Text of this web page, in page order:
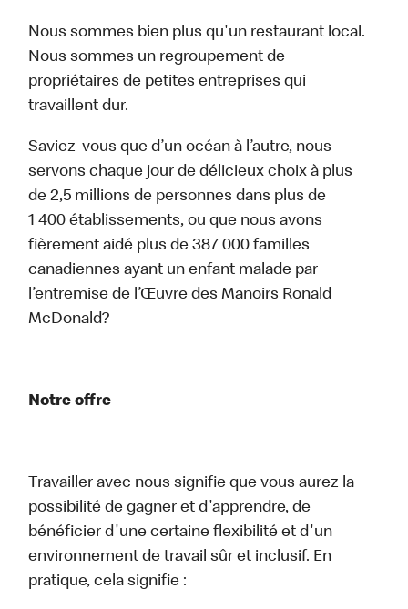
Nous sommes bien plus qu'un restaurant local.
Nous sommes un regroupement de
propriétaires de petites entreprises qui
travaillent dur.
Saviez-vous que d’un océan à l’autre, nous
servons chaque jour de délicieux choix à plus
de 2,5 millions de personnes dans plus de
1 400 établissements, ou que nous avons
fièrement aidé plus de 387 000 familles
canadiennes ayant un enfant malade par
l’entremise de l’Œuvre des Manoirs Ronald
McDonald?
Notre offre
Travailler avec nous signifie que vous aurez la
possibilité de gagner et d'apprendre, de
bénéficier d'une certaine flexibilité et d'un
environnement de travail sûr et inclusif. En
pratique, cela signifie :